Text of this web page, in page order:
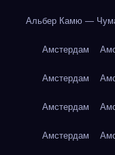
Альбер Камю —
Амстердам
Амстердам
Амстердам
Амстердам